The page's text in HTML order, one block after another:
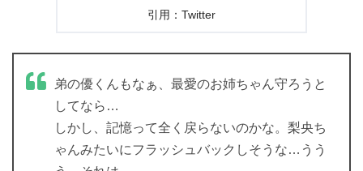
引用：Twitter
弟の優くんもなぁ、最愛のお姉ちゃん守ろうと
してなら…
しかし、記憶って全く戻らないのかな。梨央ち
ゃんみたいにフラッシュバックしそうな…うう